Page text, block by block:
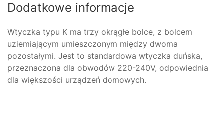
Dodatkowe informacje
Wtyczka typu K ma trzy okrągłe bolce, z bolcem
uziemiającym umieszczonym między dwoma
pozostałymi. Jest to standardowa wtyczka duńska,
przeznaczona dla obwodów 220-240V, odpowiednia
dla większości urządzeń domowych.